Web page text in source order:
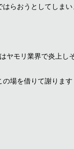
はらおうとしてしま
ヤモリ業界で炎上し
の場を借りて謝ります